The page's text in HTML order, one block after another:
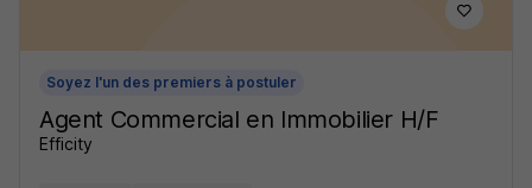
Soyez l'un des premiers à postuler
Agent Commercial en Immobilier H/F
Efficity